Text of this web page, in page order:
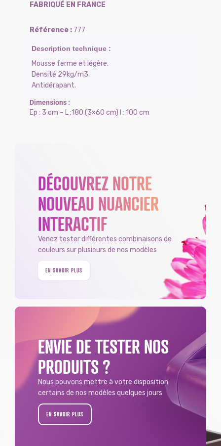
FABRIQUÉ EN FRANCE
777
Mousse ferme et légère.
Densité 29kg/m3.
Antidérapant.
Ep : 3 cm – L :180 (3×60 cm) l : 100 cm
DÉCOUVREZ NOTRE
NOUVEAU NUANCIER
INTERACTIF
Venez tester différentes combinaisons de
couleurs sur plusieurs de nos modèles
EN SAVOIR PLUS
ENVIE DE TESTER NOS
PRODUITS ?
Nous pouvons mettre à votre disposition
certains de nos modèles quelques jours
EN SAVOIR PLUS